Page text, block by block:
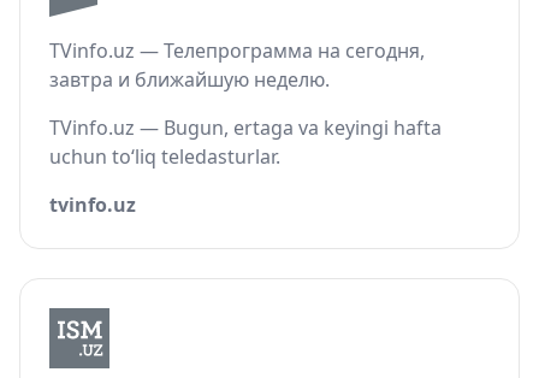
TVinfo.uz — Телепрограмма на сегодня,
завтра и ближайшую неделю.
TVinfo.uz — Bugun, ertaga va keyingi hafta
uchun to‘liq teledasturlar.
tvinfo.uz